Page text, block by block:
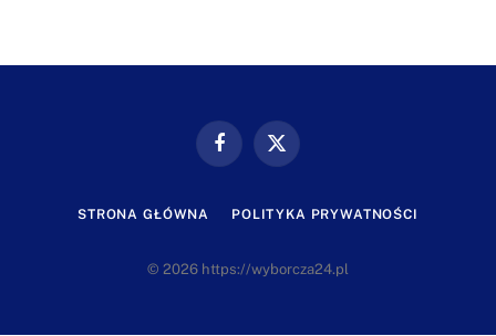
FacebookX
STRONA GŁÓWNA POLITYKA PRYWATNOŚCI
© 2026 https://wyborcza24.pl